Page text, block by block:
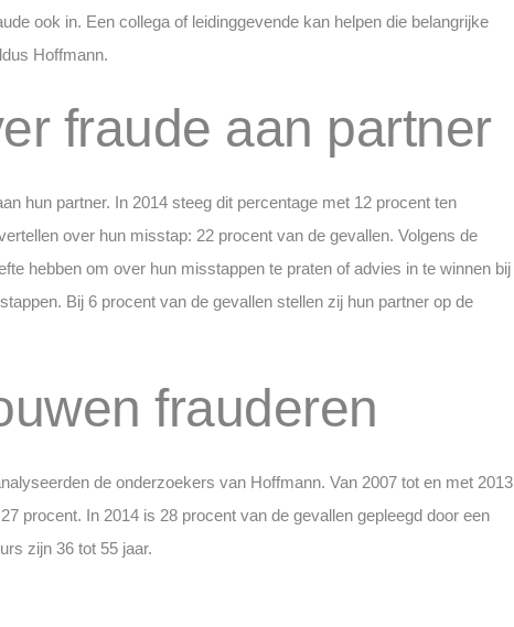
ook in. Een collega of leidinggevende kan helpen die belangrijke
Hoffmann.
fraude aan partner
hun partner. In 2014 steeg dit percentage met 12 procent ten
over hun misstap: 22 procent van de gevallen. Volgens de
hebben om over hun misstappen te praten of advies in te winnen bij
Bij 6 procent van de gevallen stellen zij hun partner op de
frauderen
de onderzoekers van Hoffmann. Van 2007 tot en met 2013
procent. In 2014 is 28 procent van de gevallen gepleegd door een
zijn 36 tot 55 jaar.